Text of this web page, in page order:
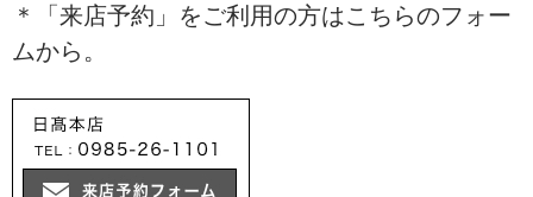
＊「来店予約」をご利用の方はこちらのフォー
ムから。